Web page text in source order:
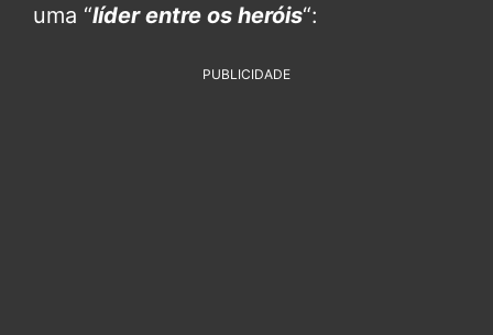
uma “líder entre os heróis“:
PUBLICIDADE